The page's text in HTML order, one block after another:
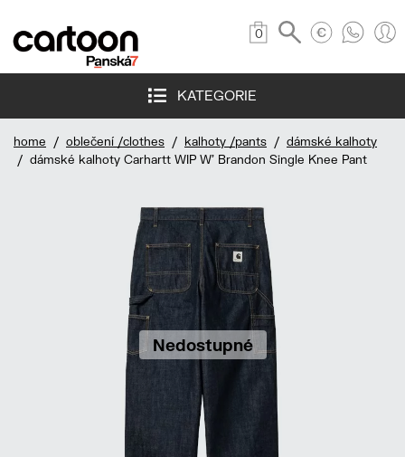
0
KATEGORIE
home / oblečení /clothes / kalhoty /pants / dámské kalhoty
/ dámské kalhoty Carhartt WIP W' Brandon Single Knee Pant
Nedostupné